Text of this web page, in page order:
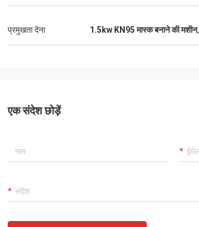
विक्रेता की विचारशील सेवा के लिए बहुत आभारी। विवेक
प्रमुखता देना 1.5kw KN95 मास्क बनाने की मशीन,
एक संदेश छोड़ें